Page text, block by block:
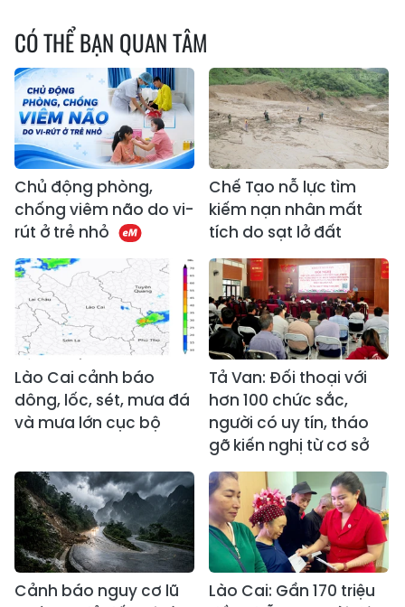
CÓ THỂ BẠN QUAN TÂM
Chủ động phòng,
chống viêm não do vi-
rút ở trẻ nhỏ
Chế Tạo nỗ lực tìm
kiếm nạn nhân mất
tích do sạt lở đất
Lào Cai cảnh báo
dông, lốc, sét, mưa đá
và mưa lớn cục bộ
Tả Van: Đối thoại với
hơn 100 chức sắc,
người có uy tín, tháo
gỡ kiến nghị từ cơ sở
Cảnh báo nguy cơ lũ
Lào Cai: Gần 170 triệu